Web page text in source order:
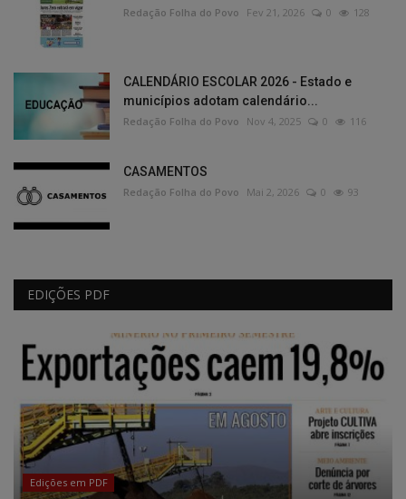
Redação Folha do Povo Fev 21, 2026 0 128
CALENDÁRIO ESCOLAR 2026 - Estado e
municípios adotam calendário...
Redação Folha do Povo Nov 4, 2025 0 116
CASAMENTOS
Redação Folha do Povo Mai 2, 2026 0 93
EDIÇÕES PDF
Edições em PDF